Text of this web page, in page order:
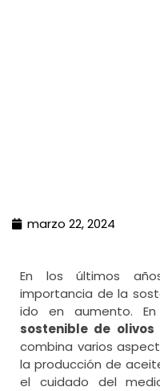
marzo 22, 2024
En los últimos
importancia de la
ido en aumento.
sostenible de olivos
combina varios
la producción de
el cuidado del